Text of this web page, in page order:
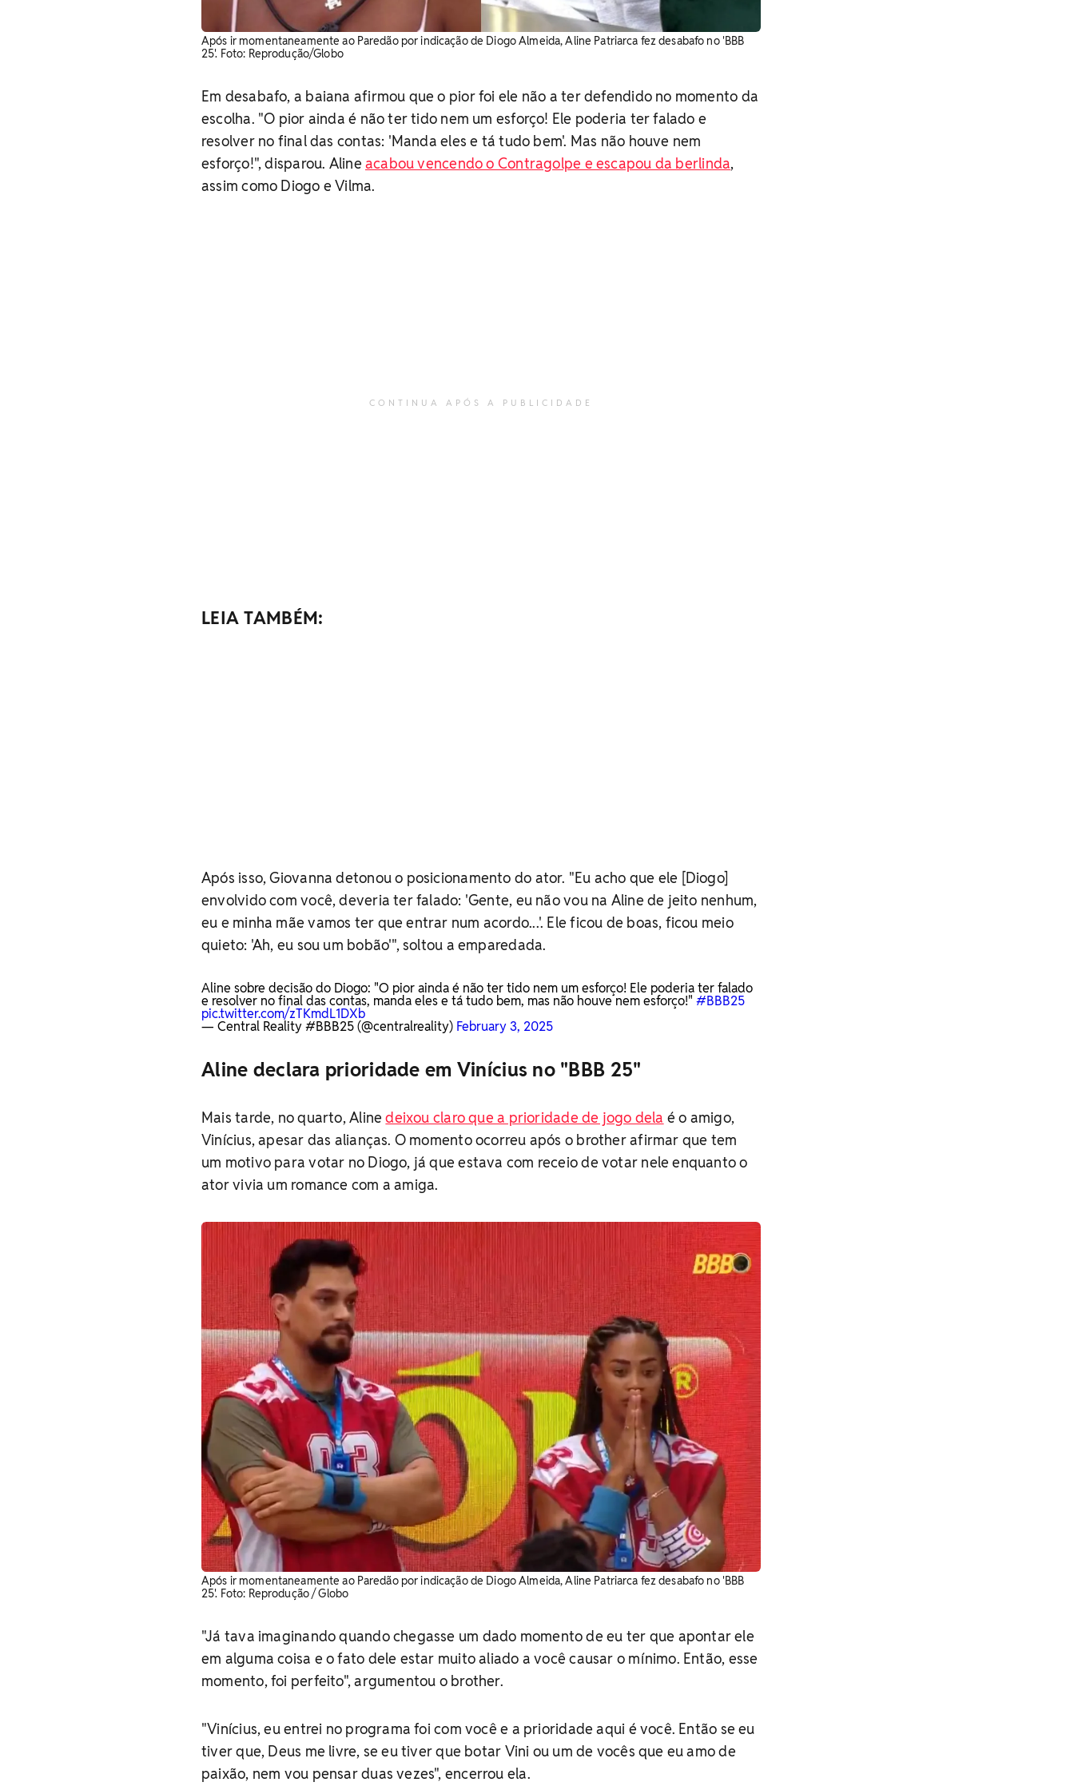
Após ir momentaneamente ao Paredão por indicação de Diogo Almeida, Aline Patriarca fez desabafo no 'BBB
25'. Foto: Reprodução/Globo
Em desabafo, a baiana afirmou que o pior foi ele não a ter defendido no momento da
escolha. "O pior ainda é não ter tido nem um esforço! Ele poderia ter falado e
resolver no final das contas: 'Manda eles e tá tudo bem'. Mas não houve nem
esforço!", disparou. Aline acabou vencendo o Contragolpe e escapou da berlinda,
assim como Diogo e Vilma.
CONTINUA APÓS A PUBLICIDADE
LEIA TAMBÉM:
Após isso, Giovanna detonou o posicionamento do ator. "Eu acho que ele [Diogo]
envolvido com você, deveria ter falado: 'Gente, eu não vou na Aline de jeito nenhum,
eu e minha mãe vamos ter que entrar num acordo...'. Ele ficou de boas, ficou meio
quieto: 'Ah, eu sou um bobão'", soltou a emparedada.
Aline sobre decisão do Diogo: "O pior ainda é não ter tido nem um esforço! Ele poderia ter falado
e resolver no final das contas, manda eles e tá tudo bem, mas não houve nem esforço!" #BBB25
pic.twitter.com/zTKmdL1DXb
— Central Reality #BBB25 (@centralreality) February 3, 2025
Aline declara prioridade em Vinícius no "BBB 25"
Mais tarde, no quarto, Alinedeixou claro que a prioridade de jogo dela é o amigo,
Vinícius, apesar das alianças. O momento ocorreu após o brother afirmar que tem
um motivo para votar no Diogo, já que estava com receio de votar nele enquanto o
ator vivia um romance com a amiga.
Após ir momentaneamente ao Paredão por indicação de Diogo Almeida, Aline Patriarca fez desabafo no 'BBB
25'. ​Foto: Reprodução / Globo
"Já tava imaginando quando chegasse um dado momento de eu ter que apontar ele
em alguma coisa e o fato dele estar muito aliado a você causar o mínimo. Então, esse
momento, foi perfeito", argumentou o brother.
"Vinícius, eu entrei no programa foi com você e a prioridade aqui é você. Então se eu
tiver que, Deus me livre, se eu tiver que botar Vini ou um de vocês que eu amo de
paixão, nem vou pensar duas vezes", encerrou ela.